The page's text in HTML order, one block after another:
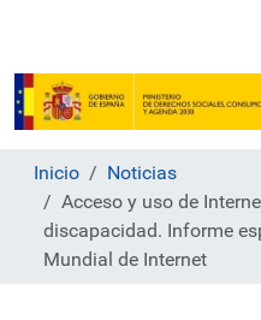
Inicio
Noticias
Acceso y uso de
discapacidad. Informe
Mundial de Internet